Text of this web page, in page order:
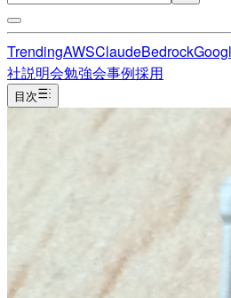
TrendingAWSClaudeBedrock
社説明会勉強会事例採用
目次